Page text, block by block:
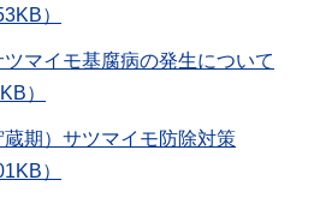
）
ツマイモ基腐病の発生について
）
蔵期）サツマイモ防除対策
）